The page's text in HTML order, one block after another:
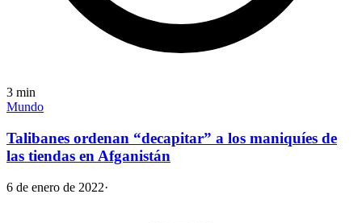
3 min
Mundo
Talibanes ordenan “decapitar” a los maniquíes de
las tiendas en Afganistán
6 de enero de 2022·